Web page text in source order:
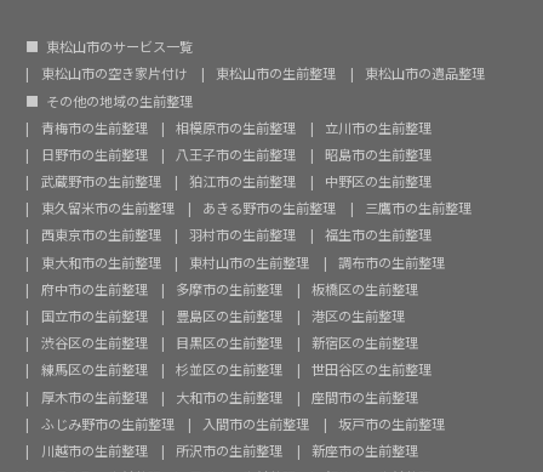
東松山市のサービス一覧
東松山市の空き家片付け
東松山市の生前整理
東松山市の遺品整理
その他の地域の生前整理
青梅市の生前整理
相模原市の生前整理
立川市の生前整理
日野市の生前整理
八王子市の生前整理
昭島市の生前整理
武蔵野市の生前整理
狛江市の生前整理
中野区の生前整理
東久留米市の生前整理
あきる野市の生前整理
三鷹市の生前整理
西東京市の生前整理
羽村市の生前整理
福生市の生前整理
東大和市の生前整理
東村山市の生前整理
調布市の生前整理
府中市の生前整理
多摩市の生前整理
板橋区の生前整理
国立市の生前整理
豊島区の生前整理
港区の生前整理
渋谷区の生前整理
目黒区の生前整理
新宿区の生前整理
練馬区の生前整理
杉並区の生前整理
世田谷区の生前整理
厚木市の生前整理
大和市の生前整理
座間市の生前整理
ふじみ野市の生前整理
入間市の生前整理
坂戸市の生前整理
川越市の生前整理
所沢市の生前整理
新座市の生前整理